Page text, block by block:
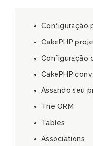
Configuração
CakePHP
Configuração
CakePHP
Assando seu
The ORM
Tables
Associations